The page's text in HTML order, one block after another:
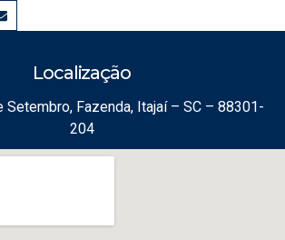
Localização
Setembro, Fazenda, Itajaí – SC – 88301-
204